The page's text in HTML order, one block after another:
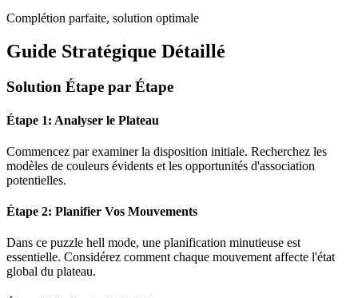
Complétion parfaite, solution optimale
Guide Stratégique Détaillé
Solution Étape par Étape
Étape 1: Analyser le Plateau
Commencez par examiner la disposition initiale. Recherchez les
modèles de couleurs évidents et les opportunités d'association
potentielles.
Étape 2: Planifier Vos Mouvements
Dans ce puzzle hell mode, une planification minutieuse est
essentielle. Considérez comment chaque mouvement affecte l'état
global du plateau.